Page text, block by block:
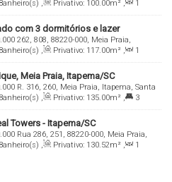
Brasil
Banheiro(s) , Privativo: 100.00m² ,
1
, 1 Vaga(s)
com 3 dormitórios e lazer
– Itapema
262, 808, 88220-000, Meia Praia,
Brasil
Banheiro(s) , Privativo: 117.00m² ,
1
Total: 117.00m² , 2 Vaga(s)
Meia Praia, Itapema/SC
R. 316, 260, Meia Praia, Itapema, Santa
Banheiro(s) , Privativo: 135.00m² ,
3
Towers - Itapema/SC
Rua 286, 251, 88220-000, Meia Praia,
Brasil
Banheiro(s) , Privativo: 130.52m² ,
1